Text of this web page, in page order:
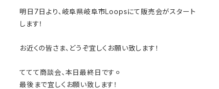
明日7日より、岐阜県岐阜市Loopsにて販売会がスタート
します！
お近くの皆さま、どうぞ宜しくお願い致します！
ててて商談会、本日最終日です⚪︎
最後まで宜しくお願い致します！